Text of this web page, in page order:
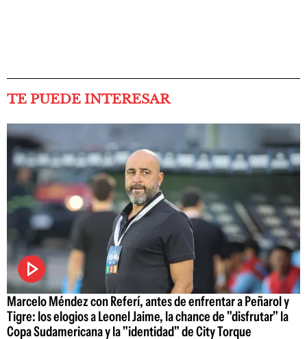
TE PUEDE INTERESAR
Marcelo Méndez con Referí, antes de enfrentar a Peñarol y
Tigre: los elogios a Leonel Jaime, la chance de "disfrutar" la
Copa Sudamericana y la "identidad" de City Torque